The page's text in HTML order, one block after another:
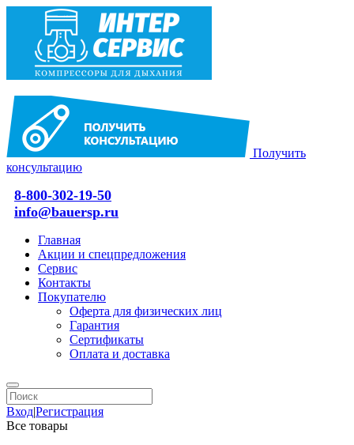
Получить
консультацию
8-800-302-19-50
info@bauersp.ru
Главная
Акции и спецпредложения
Сервис
Контакты
Покупателю
Оферта для физических лиц
Гарантия
Сертификаты
Оплата и доставка
Вход|Регистрация
Все товары